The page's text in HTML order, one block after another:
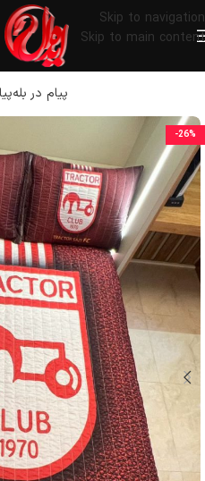
Skip to navigation
Skip to main content
لطفا قبل از پرداخت،
پیام در بله
-26%